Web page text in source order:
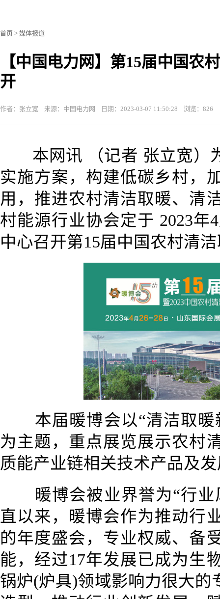
首页 > 媒体报道
【中国电力网】第15届中国农
开
作者：张立宽 来源：中国电力网 日期：2023-03-07 11:50:28 浏览：826
本网讯 （记者 张立宽）
实施方案，构建低碳乡村，
用，推进农村清洁取暖、清
村能源行业协会定于 2023年
中心召开第15届中国农村清
本届暖博会以“清洁取
为主题，重点展览展示农村
质能产业链相关技术产品及
暖博会被业界誉为“行
直以来，暖博会作为推动行
的年度盛会，专业权威、备
能，经过17年发展已成为生
锅炉(炉具)领域影响力很大